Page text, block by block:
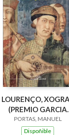
LOURENÇO,
(PREMIO GARCIA
BARROS 2015)
PORTAS, MANUEL
Dispoñible